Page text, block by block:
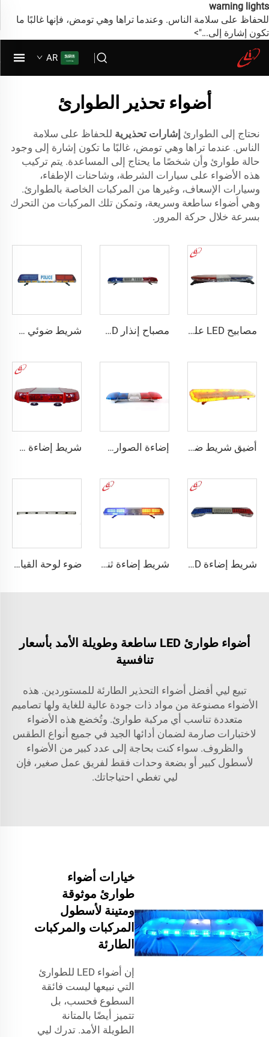
warning lights
للحفاظ على سلامة الناس. وعندما تراها وهي تومض، فإنها غالبًا ما
تكون إشارة إلى...">
AR
أضواء تحذير الطوارئ
نحتاج إلى الطوارئ إشارات تحذيرية للحفاظ على سلامة
الناس. عندما تراها وهي تومض، غالبًا ما تكون إشارة إلى وجود
حالة طوارئ وأن شخصًا ما يحتاج إلى المساعدة. يتم تركيب
هذه الأضواء على سيارات الشرطة، وشاحنات الإطفاء،
وسيارات الإسعاف، وغيرها من المركبات الخاصة بالطوارئ.
وهي أضواء ساطعة وسريعة، وتمكن تلك المركبات من التحرك
بسرعة خلال حركة المرور.
مصابيح LED على شكل بيضوية عالية السطوع مصباح إنذار LED ذي وميض عالي مع مكبر صوت صفارة شريط ضوئي خطي ليد علوي للشرطة
أضيق شريط ضوئي أحمر/أزرق بزاوية عرض واسعة إضاءة الصواري الطبية للشرطة والإسعاف شريط إضاءة صغير بيضوي من نوع LED ذا سطوع عالٍ
شريط إضاءة SUPER-LED ذي سطوع عالٍ شريط إضاءة ثنائي الطابق رفيع من نوع LED ضوء لوحة القيادة LED العالي السطوع قابل للتخصيص بالألوان
أضواء طوارئ LED ساطعة وطويلة الأمد بأسعار
تنافسية
تبيع ليي أفضل أضواء التحذير الطارئة للمستوردين. هذه
الأضواء مصنوعة من مواد ذات جودة عالية للغاية ولها تصاميم
متعددة تناسب أي مركبة طوارئ. وتُخضع هذه الأضواء
لاختبارات صارمة لضمان أدائها الجيد في جميع أنواع الطقس
والظروف. سواء كنت بحاجة إلى عدد كبير من الأضواء
لأسطول كبير أو بضعة وحدات فقط لفريق عمل صغير، فإن
ليي تغطي احتياجاتك.
خيارات أضواء
طوارئ موثوقة
ومتينة لأسطول
المركبات والمركبات
الطارئة
إن أضواء LED للطوارئ
التي نبيعها ليست فائقة
السطوع فحسب، بل
تتميز أيضًا بالمتانة
الطويلة الأمد. تدرك ليي